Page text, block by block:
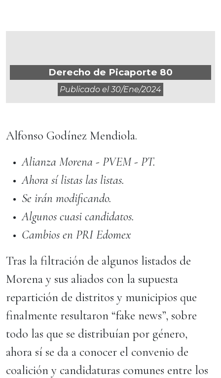
Derecho de Picaporte 80
Publicado el30/ene/2024
Alfonso Godínez Mendiola.
Alianza Morena - PVEM - PT.
Ahora sí listas las listas.
Se irán modificando.
Algunos cuasi candidatos.
Cambios en PRI Edomex
Tras la filtración de algunos listados de
Morena y sus aliados con la supuesta
repartición de distritos y municipios que
finalmente resultaron “fake news”, sobre
todo las que se distribuían por género,
ahora sí se da a conocer el convenio de
coalición y candidaturas comunes entre los